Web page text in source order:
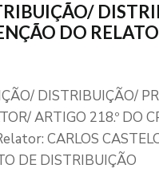
DO
DISTRIBUIÇÃO/
ARTIGO 218.º DO
CARLOS
DE DISTRIBUIÇÃO